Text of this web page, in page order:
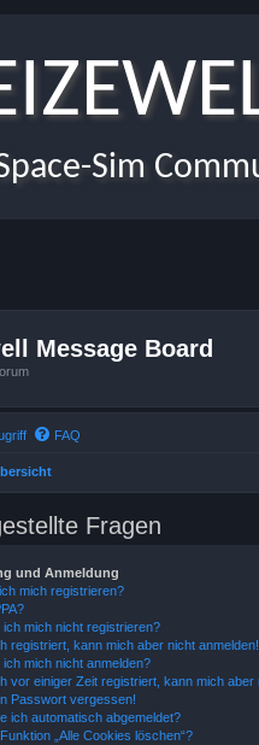
Sim
Message Board
FAQ
Fragen
und Anmeldung
mich registrieren?
mich nicht registrieren?
registriert, kann mich aber nicht anmelden!
mich nicht anmelden?
vor einiger Zeit registriert, kann mich aber
Passwort vergessen!
ich automatisch abgemeldet?
„Alle Cookies löschen“?